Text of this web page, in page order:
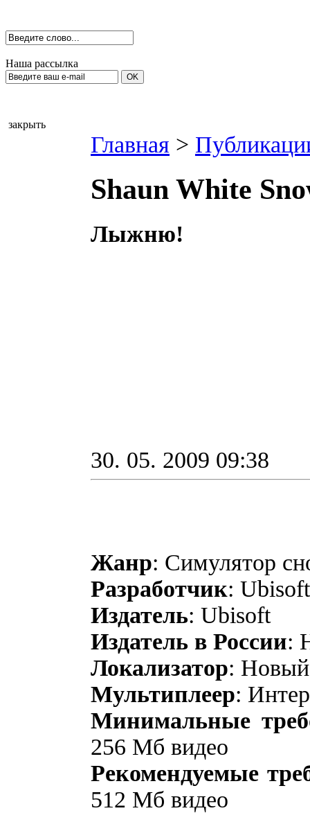
Наша рассылка
закрыть
Главная >
Shaun White
Лыжню!
30. 05. 2009 09:38
Жанр: Симулятор
Разработчик:
Издатель: Ubisoft
Издатель в России:
Локализатор:
Мультиплеер:
Минимальные
256 Мб видео
Рекомендуемые
512 Мб видео